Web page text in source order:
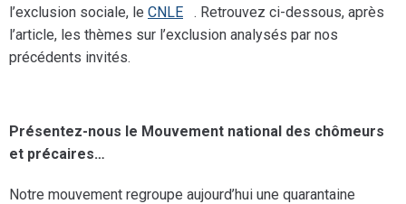
l’exclusion sociale, le CNLE . Retrouvez ci-dessous, après
l’article, les thèmes sur l’exclusion analysés par nos
précédents invités.
Présentez-nous le Mouvement national des chômeurs
et précaires…
Notre mouvement regroupe aujourd’hui une quarantaine